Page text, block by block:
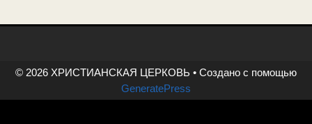
© 2026 ХРИСТИАНСКАЯ ЦЕРКОВЬ • Создано с помощью
GeneratePress